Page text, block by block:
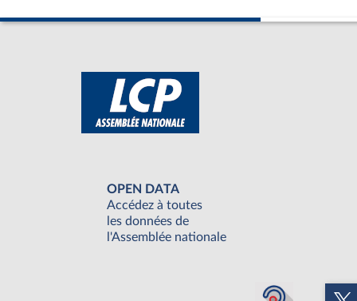
OPEN DATA
Accédez à toutes
les données de
l'Assemblée nationale